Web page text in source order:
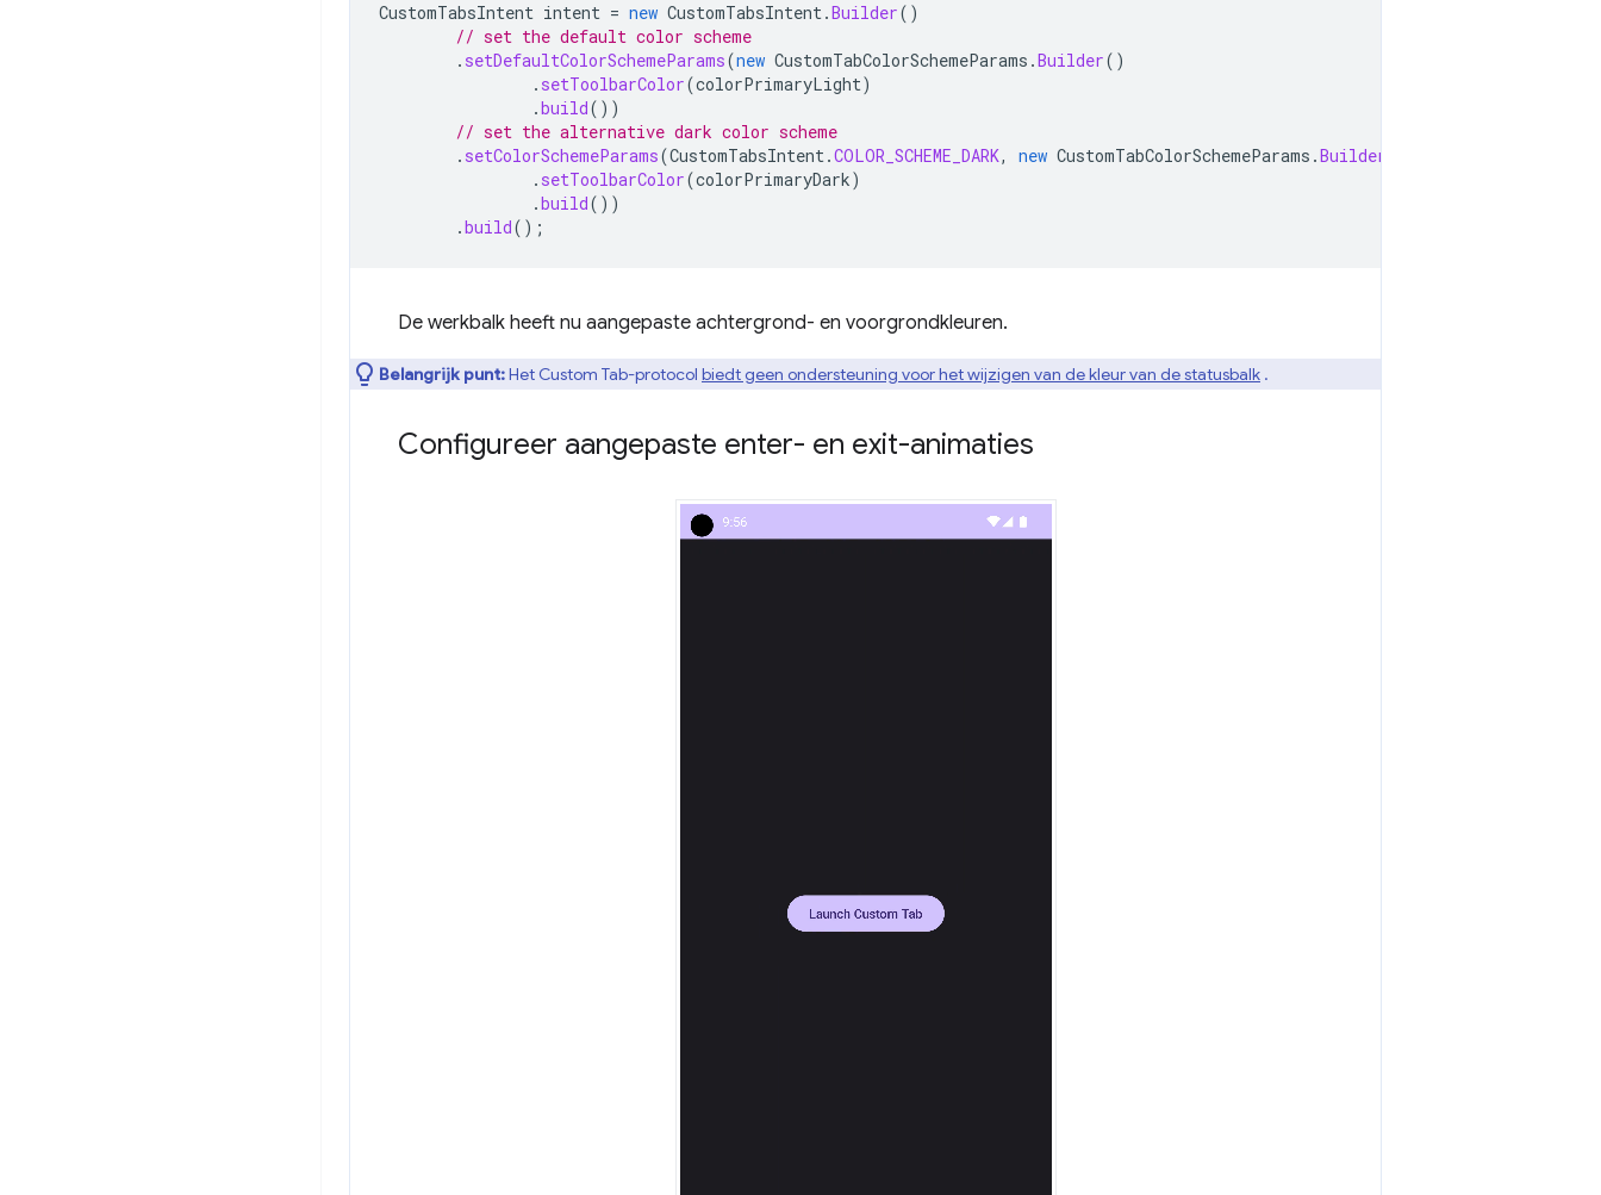
CustomTabsIntent intent = new CustomTabsIntent.Builder()
// set the default color scheme
. setDefaultColorSchemeParams(new CustomTabColorSchemeParams .Builder()
. setToolbarColor(colorPrimaryLight)
.build())
// set the alternative dark color scheme
. setColorSchemeParams(CustomTabsIntent.COLOR_SCHEME_DARK, new CustomTabColorSchemeParams .Builder
. setToolbarColor(colorPrimaryDark)
.build())
.build();
De werkbalk heeft nu aangepaste achtergrond- en voorgrondkleuren.
Belangrijk punt:Het Custom Tab-protocol biedt geen ondersteuning voor het wijzigen van de kleur van de statusbalk .
Configureer aangepaste enter- en exit-animaties